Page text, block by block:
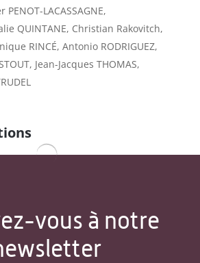
PENOT-LACASSAGNE,
QUINTANE, Christian Rakovitch,
RINCÉ, Antonio RODRIGUEZ,
Jean-Jacques THOMAS,
vous à notre